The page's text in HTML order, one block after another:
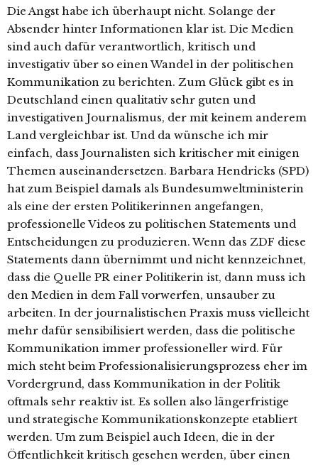
Die Angst habe ich überhaupt nicht. Solange der
Absender hinter Informationen klar ist. Die Medien
sind auch dafür verantwortlich, kritisch und
investigativ über so einen Wandel in der politischen
Kommunikation zu berichten. Zum Glück gibt es in
Deutschland einen qualitativ sehr guten und
investigativen Journalismus, der mit keinem anderem
Land vergleichbar ist. Und da wünsche ich mir
einfach, dass Journalisten sich kritischer mit einigen
Themen auseinandersetzen. Barbara Hendricks (SPD)
hat zum Beispiel damals als Bundesumweltministerin
als eine der ersten Politikerinnen angefangen,
professionelle Videos zu politischen Statements und
Entscheidungen zu produzieren. Wenn das ZDF diese
Statements dann übernimmt und nicht kennzeichnet,
dass die Quelle PR einer Politikerin ist, dann muss ich
den Medien in dem Fall vorwerfen, unsauber zu
arbeiten. In der journalistischen Praxis muss vielleicht
mehr dafür sensibilisiert werden, dass die politische
Kommunikation immer professioneller wird. Für
mich steht beim Professionalisierungsprozess eher im
Vordergrund, dass Kommunikation in der Politik
oftmals sehr reaktiv ist. Es sollen also längerfristige
und strategische Kommunikationskonzepte etabliert
werden. Um zum Beispiel auch Ideen, die in der
Öffentlichkeit kritisch gesehen werden, über einen